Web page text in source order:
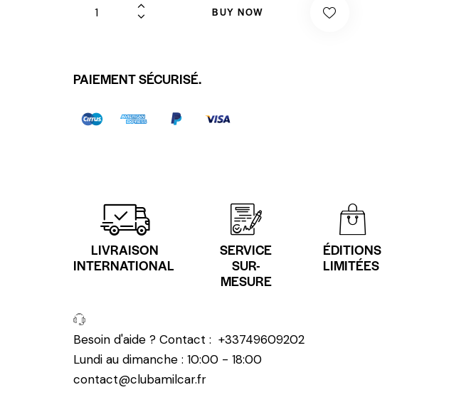
BUY NOW
PAIEMENT SÉCURISÉ.
LIVRAISON
INTERNATIONAL
SERVICE
SUR-
MESURE
ÉDITIONS
LIMITÉES
Besoin d'aide ? Contact : +33749609202
Lundi au dimanche : 10:00 - 18:00
contact@clubamilcar.fr